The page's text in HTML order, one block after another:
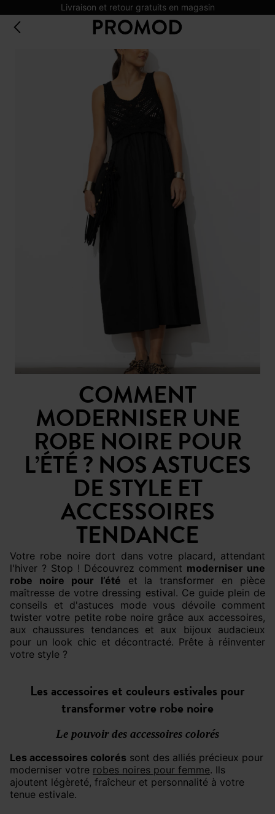
Livraison et retour gratuits en magasin
COMMENT
MODERNISER UNE
ROBE NOIRE POUR
L’ÉTÉ ? NOS ASTUCES
DE STYLE ET
ACCESSOIRES
TENDANCE
Votre robe noire dort dans votre placard, attendant
l'hiver ? Stop ! Découvrez comment moderniser une
robe noire pour l’été et la transformer en pièce
maîtresse de votre dressing estival. Ce guide plein de
conseils et d'astuces mode vous dévoile comment
twister votre petite robe noire grâce aux accessoires,
aux chaussures tendances et aux bijoux audacieux
pour un look chic et décontracté. Prête à réinventer
votre style ?
Les accessoires et couleurs estivales pour
transformer votre robe noire
Le pouvoir des accessoires colorés
Les accessoires colorés sont des alliés précieux pour
moderniser votre robes noires pour femme. Ils
ajoutent légèreté, fraîcheur et personnalité à votre
tenue estivale.